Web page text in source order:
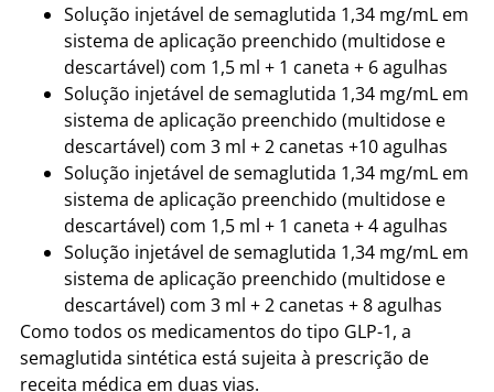
Solução injetável de semaglutida 1,34 mg/mL em
sistema de aplicação preenchido (multidose e
descartável) com 1,5 ml + 1 caneta + 6 agulhas
Solução injetável de semaglutida 1,34 mg/mL em
sistema de aplicação preenchido (multidose e
descartável) com 3 ml + 2 canetas +10 agulhas
Solução injetável de semaglutida 1,34 mg/mL em
sistema de aplicação preenchido (multidose e
descartável) com 1,5 ml + 1 caneta + 4 agulhas
Solução injetável de semaglutida 1,34 mg/mL em
sistema de aplicação preenchido (multidose e
descartável) com 3 ml + 2 canetas + 8 agulhas
Como todos os medicamentos do tipo GLP-1, a
semaglutida sintética está sujeita à prescrição de
receita médica em duas vias.